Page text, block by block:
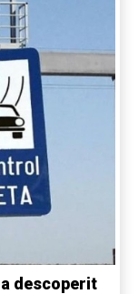
descoperit